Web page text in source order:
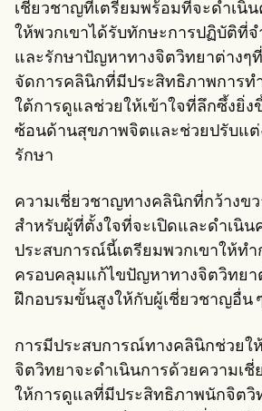
เชี่ยวชาญที่เตรียมพร้อมที่จะดำเนิ
ให้พวกเขาได้รับทักษะการปฏิบัติที่จ
และรักษาปัญหาทางจิตวิทยาต่างๆ
จัดการคลินิกที่มีประสิทธิภาพการท
ใต้การดูแลช่วยให้เข้าใจที่ลึกซึ้งยิ่
ซ้อนด้านสุขภาพจิตและช่วยปรับแต่
รักษา
ความเชี่ยวชาญทางคลินิกที่กว้างข
สำหรับผู้ที่ตั้งใจที่จะเปิดและดำเนิ
ประสบการณ์นี้เตรียมพวกเขาให้ทำ
ครอบคลุมแก้ไขปัญหาทางจิตวิทยา
ฝึกอบรมขั้นสูงให้กับผู้เชี่ยวชาญอื่น
การมีประสบการณ์ทางคลินิกช่วยใ
จิตวิทยาจะดำเนินการด้วยความเชี่
ให้การดูแลที่มีประสิทธิภาพนักจิต